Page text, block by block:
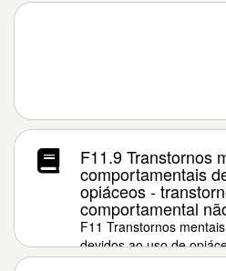
F11.9 Transtornos
comportamentais
opiáceos -
comportamental
F11 Transtornos
devidos ao uso de